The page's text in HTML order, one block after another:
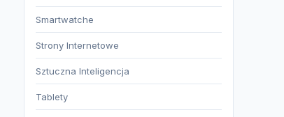
Smartwatche
Strony Internetowe
Sztuczna Inteligencja
Tablety